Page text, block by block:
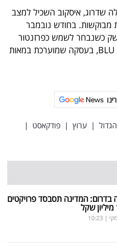
שדרוג, איסקוב השכיל למצב
מבוקשות. בחודש נובמבר
כשנבחר לשמש כפרזנטור
של מותג משקאות האנרגיה BLU, בעסקה שמוערכת במאות
| ערוץ | פודקאסט |
בדרום: המדינה תסבסד פרויקטים
|
10:23